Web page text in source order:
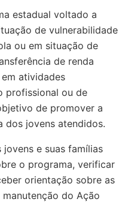
estadual voltado a
de vulnerabilidade
ou em situação de
de renda
atividades
profissional ou de
de promover a
dos jovens atendidos.
jovens e suas famílias
o programa, verificar
orientação sobre as
do Ação